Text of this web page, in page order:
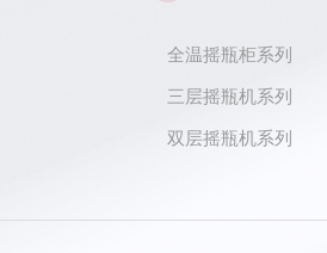
全温摇瓶柜系列
三层摇瓶机系列
双层摇瓶机系列